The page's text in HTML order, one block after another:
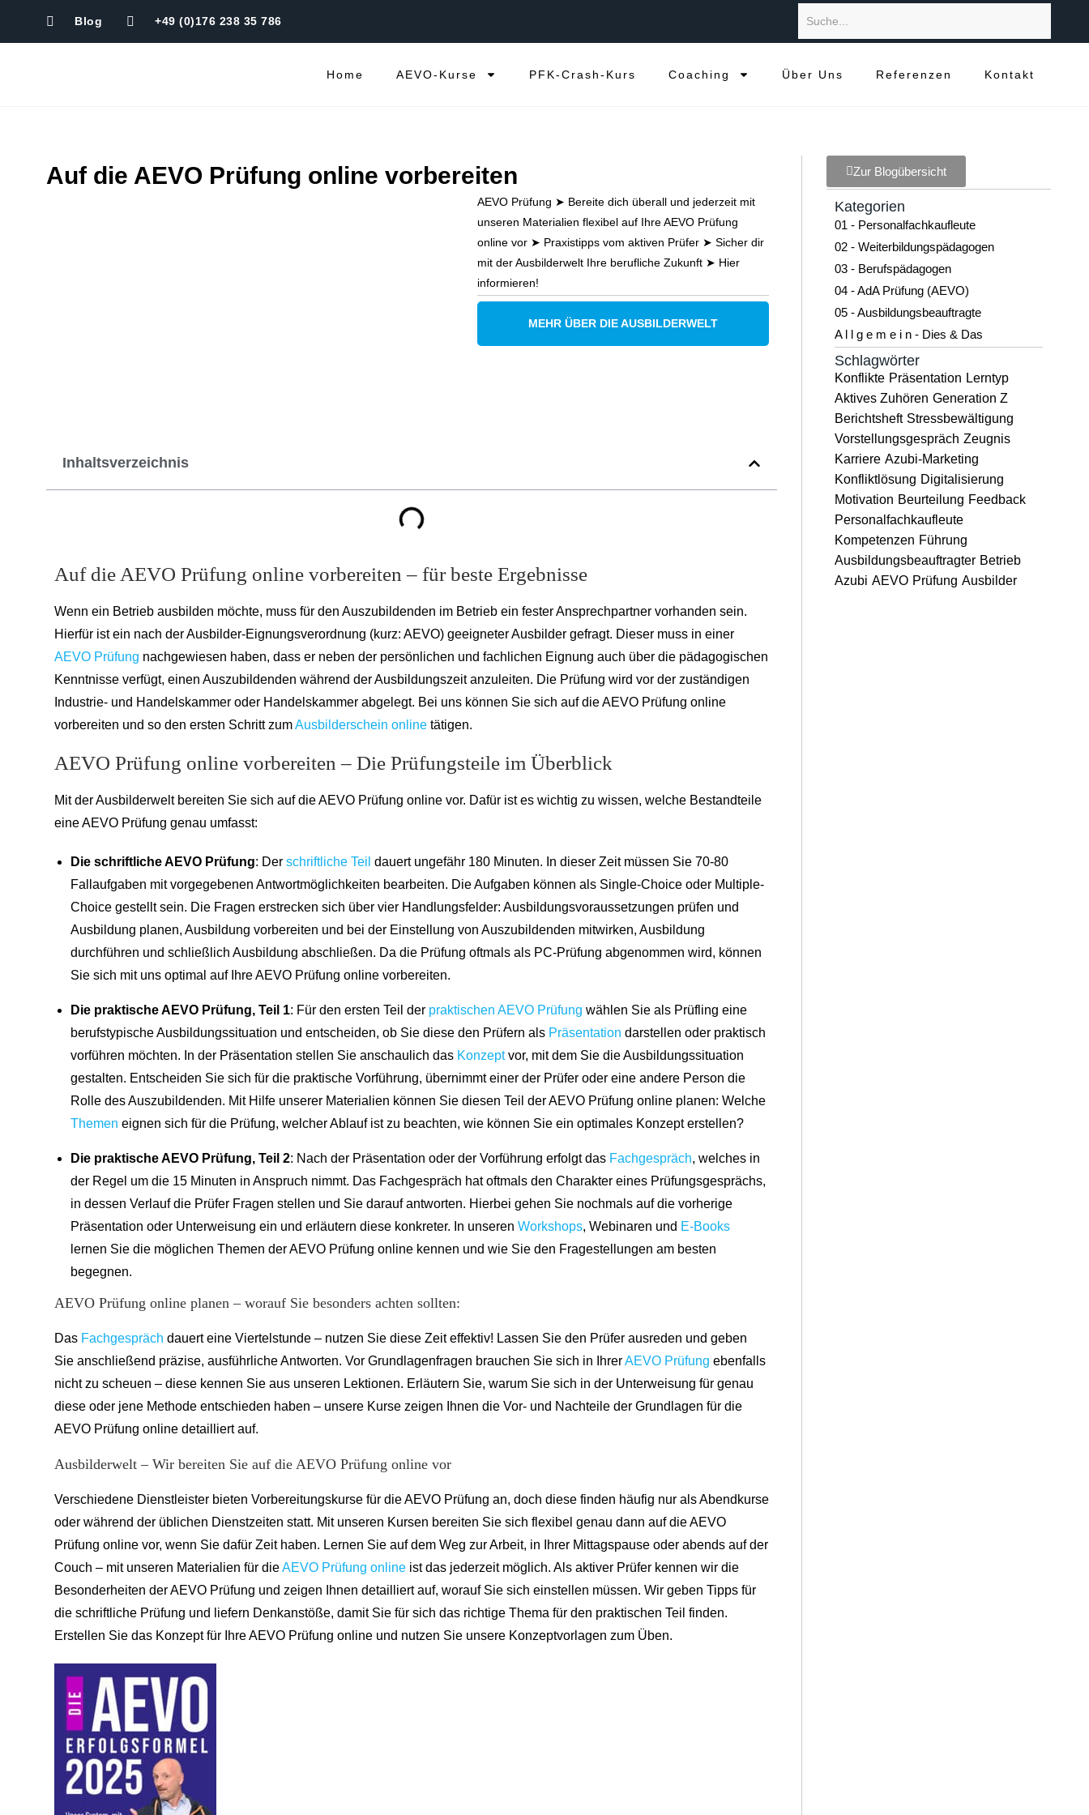
Blog +49 (0)176 238 35 786
Home AEVO-Kurse PFK-Crash-Kurs Coaching Über Uns Referenzen Kontakt
Auf die AEVO Prüfung online vorbereiten
AEVO Prüfung ➤ Bereite dich überall und jederzeit mit
unseren Materialien flexibel auf Ihre AEVO Prüfung
online vor ➤ Praxistipps vom aktiven Prüfer ➤ Sicher dir
mit der Ausbilderwelt Ihre berufliche Zukunft ➤ Hier
informieren!
MEHR ÜBER DIE AUSBILDERWELT
Inhaltsverzeichnis
Auf die AEVO Prüfung online vorbereiten – für beste Ergebnisse
Wenn ein Betrieb ausbilden möchte, muss für den Auszubildenden im Betrieb ein fester Ansprechpartner vorhanden sein.
Hierfür ist ein nach der Ausbilder-Eignungsverordnung (kurz: AEVO) geeigneter Ausbilder gefragt. Dieser muss in einer
AEVO Prüfung nachgewiesen haben, dass er neben der persönlichen und fachlichen Eignung auch über die pädagogischen
Kenntnisse verfügt, einen Auszubildenden während der Ausbildungszeit anzuleiten. Die Prüfung wird vor der zuständigen
Industrie- und Handelskammer oder Handelskammer abgelegt. Bei uns können Sie sich auf die AEVO Prüfung online
vorbereiten und so den ersten Schritt zumAusbilderschein online tätigen.
AEVO Prüfung online vorbereiten – Die Prüfungsteile im Überblick
Mit der Ausbilderwelt bereiten Sie sich auf die AEVO Prüfung online vor. Dafür ist es wichtig zu wissen, welche Bestandteile
eine AEVO Prüfung genau umfasst:
Die schriftliche AEVO Prüfung: Der schriftliche Teil dauert ungefähr 180 Minuten. In dieser Zeit müssen Sie 70-80
Fallaufgaben mit vorgegebenen Antwortmöglichkeiten bearbeiten. Die Aufgaben können als Single-Choice oder Multiple-
Choice gestellt sein. Die Fragen erstrecken sich über vier Handlungsfelder: Ausbildungsvoraussetzungen prüfen und
Ausbildung planen, Ausbildung vorbereiten und bei der Einstellung von Auszubildenden mitwirken, Ausbildung
durchführen und schließlich Ausbildung abschließen. Da die Prüfung oftmals als PC-Prüfung abgenommen wird, können
Sie sich mit uns optimal auf Ihre AEVO Prüfung online vorbereiten.
Die praktische AEVO Prüfung, Teil 1: Für den ersten Teil der praktischen AEVO Prüfung wählen Sie als Prüfling eine
berufstypische Ausbildungssituation und entscheiden, ob Sie diese den Prüfern als Präsentation darstellen oder praktisch
vorführen möchten. In der Präsentation stellen Sie anschaulich das Konzeptvor, mit dem Sie die Ausbildungssituation
gestalten. Entscheiden Sie sich für die praktische Vorführung, übernimmt einer der Prüfer oder eine andere Person die
Rolle des Auszubildenden. Mit Hilfe unserer Materialien können Sie diesen Teil der AEVO Prüfung online planen: Welche
Themen eignen sich für die Prüfung, welcher Ablauf ist zu beachten, wie können Sie ein optimales Konzept erstellen?
Die praktische AEVO Prüfung, Teil 2: Nach der Präsentation oder der Vorführung erfolgt das Fachgespräch, welches in
der Regel um die 15 Minuten in Anspruch nimmt. Das Fachgespräch hat oftmals den Charakter eines Prüfungsgesprächs,
in dessen Verlauf die Prüfer Fragen stellen und Sie darauf antworten. Hierbei gehen Sie nochmals auf die vorherige
Präsentation oder Unterweisung ein und erläutern diese konkreter. In unseren Workshops, Webinaren und E-Books
lernen Sie die möglichen Themen der AEVO Prüfung online kennen und wie Sie den Fragestellungen am besten
begegnen.
AEVO Prüfung online planen – worauf Sie besonders achten sollten:
Das Fachgespräch dauert eine Viertelstunde – nutzen Sie diese Zeit effektiv! Lassen Sie den Prüfer ausreden und geben
Sie anschließend präzise, ausführliche Antworten. Vor Grundlagenfragen brauchen Sie sich in IhrerAEVO Prüfung ebenfalls
nicht zu scheuen – diese kennen Sie aus unseren Lektionen. Erläutern Sie, warum Sie sich in der Unterweisung für genau
diese oder jene Methode entschieden haben – unsere Kurse zeigen Ihnen die Vor- und Nachteile der Grundlagen für die
AEVO Prüfung online detailliert auf.
Ausbilderwelt – Wir bereiten Sie auf die AEVO Prüfung online vor
Verschiedene Dienstleister bieten Vorbereitungskurse für die AEVO Prüfung an, doch diese finden häufig nur als Abendkurse
oder während der üblichen Dienstzeiten statt. Mit unseren Kursen bereiten Sie sich flexibel genau dann auf die AEVO
Prüfung online vor, wenn Sie dafür Zeit haben. Lernen Sie auf dem Weg zur Arbeit, in Ihrer Mittagspause oder abends auf der
Couch – mit unseren Materialien für dieAEVO Prüfung online ist das jederzeit möglich. Als aktiver Prüfer kennen wir die
Besonderheiten der AEVO Prüfung und zeigen Ihnen detailliert auf, worauf Sie sich einstellen müssen. Wir geben Tipps für
die schriftliche Prüfung und liefern Denkanstöße, damit Sie für sich das richtige Thema für den praktischen Teil finden.
Erstellen Sie das Konzept für Ihre AEVO Prüfung online und nutzen Sie unsere Konzeptvorlagen zum Üben.
Zur Blogübersicht
Kategorien
01 - Personalfachkaufleute
02 - Weiterbildungspädagogen
03 - Berufspädagogen
04 - AdA Prüfung (AEVO)
05 - Ausbildungsbeauftragte
A l l g e m e i n - Dies & Das
Schlagwörter
Konflikte Präsentation Lerntyp
Aktives Zuhören Generation Z
Berichtsheft Stressbewältigung
Vorstellungsgespräch Zeugnis
Karriere Azubi-Marketing
Konfliktlösung Digitalisierung
Motivation Beurteilung Feedback
Personalfachkaufleute
Kompetenzen Führung
Ausbildungsbeauftragter Betrieb
Azubi AEVO Prüfung Ausbilder